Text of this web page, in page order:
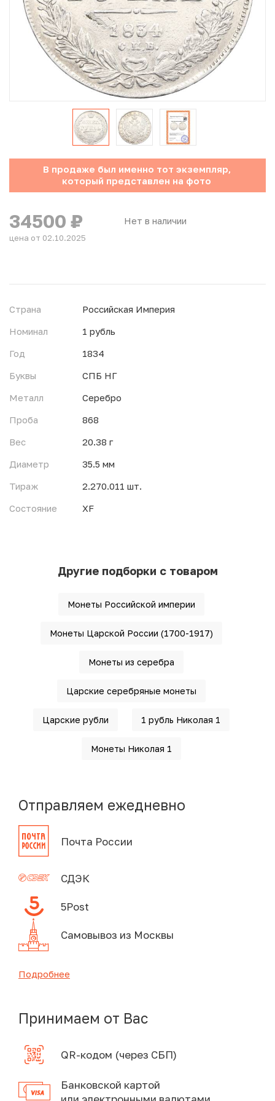
Юбилейные монеты Банка России (с 1999 года)
Памятные и инвестиционные монеты СССР и России
Иностранные монеты
Неофициальные выпуски монет (Unusual)
Античные и средневековые монеты
Наборы монет
Инвестиционные монеты
В продаже был именно тот экземпляр,
который представлен на фото
Нет в наличии
34500 ₽
цена от 02.10.2025
Страна
Российская Империя
Номинал
1 рубль
Год
1834
Буквы
СПБ НГ
Металл
Серебро
Проба
868
Вес
20.38 г
Диаметр
35.5 мм
Тираж
2.270.011 шт.
Состояние
XF
Другие подборки с товаром
Монеты Российской империи
Монеты Царской России (1700-1917)
Монеты из серебра
Царские серебряные монеты
Царские рубли 1 рубль Николая 1
Монеты Николая 1
Отправляем ежедневно
Почта России
СДЭК
5Post
Самовывоз из Москвы
Подробнее
Принимаем от Вас
QR-кодом (через СБП)
Банковской картой